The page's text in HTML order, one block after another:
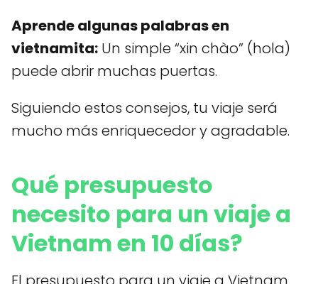
Aprende algunas palabras en
vietnamita: Un simple “xin chào” (hola)
puede abrir muchas puertas.
Siguiendo estos consejos, tu viaje será
mucho más enriquecedor y agradable.
Qué presupuesto
necesito para un viaje a
Vietnam en 10 días?